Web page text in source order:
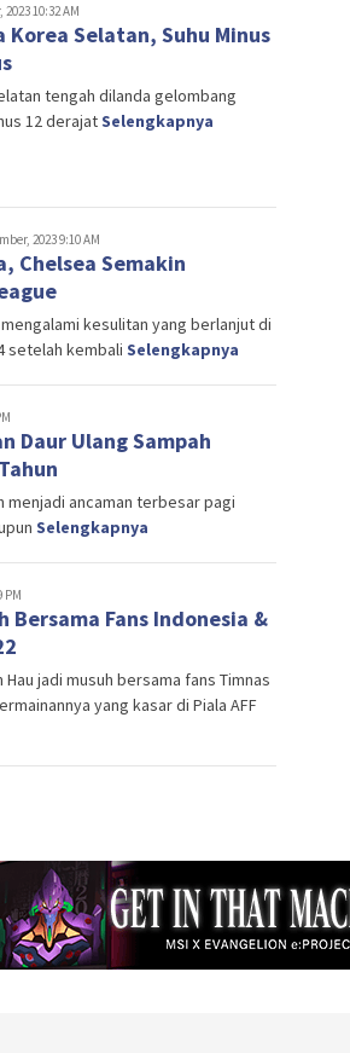
2023 10:32 AM
Korea Selatan, Suhu Minus
tengah dilanda gelombang
12 derajatSelengkapnya
2023 9:10 AM
Chelsea Semakin
mengalami kesulitan yang berlanjut di
setelah kembali Selengkapnya
Daur Ulang Sampah
menjadi ancaman terbesar pagi
Selengkapnya
PM
Bersama Fans Indonesia &
jadi musuh bersama fans Timnas
yang kasar di Piala AFF